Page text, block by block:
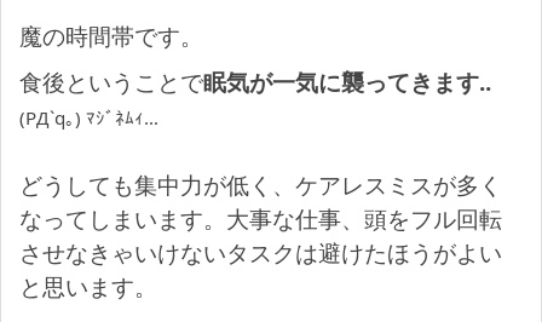
魔の時間帯です。
食後ということで眠気が一気に襲ってきます..
(PД`q｡) ﾏｼﾞﾈﾑｨ…
どうしても集中力が低く、ケアレスミスが多く
なってしまいます。大事な仕事、頭をフル回転
させなきゃいけないタスクは避けたほうがよい
と思います。